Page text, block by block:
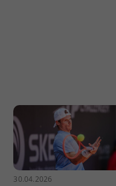
30.04.2026